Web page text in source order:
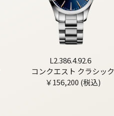
L2.386.4.92.6
コンクエスト クラシック
￥156,200 (税込)